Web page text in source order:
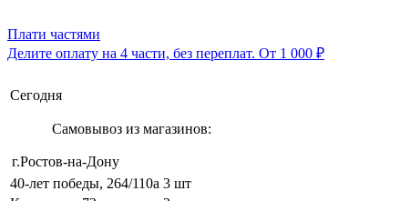
Плати частями
Делите оплату на 4 части, без переплат. От 1 000 ₽
Сегодня
Самовывоз из магазинов:
г.Ростов-на-Дону
40-лет победы, 264/110а 3 шт